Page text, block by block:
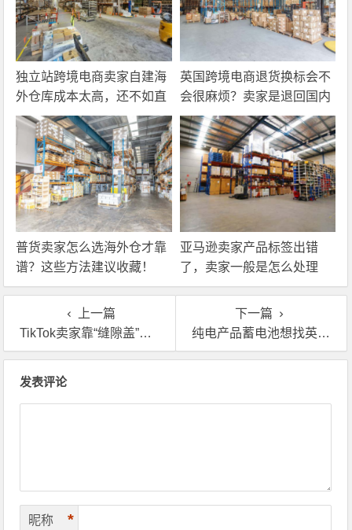
独立站跨境电商卖家自建海
外仓库成本太高，还不如直
接找第三方自营海外仓！
英国跨境电商退货换标会不
会很麻烦？卖家是退回国内
还是在海外直接处理？
普货卖家怎么选海外仓才靠
谱？这些方法建议收藏！
亚马逊卖家产品标签出错
了，卖家一般是怎么处理
的？
上一篇
TikTok卖家靠“缝隙盖”掘金，海外仓一件代发成细分赛道爆单密码
下一篇
纯电产品蓄电池想找英国海外仓合作？那你要先了解这几个点
发表评论
昵称 *